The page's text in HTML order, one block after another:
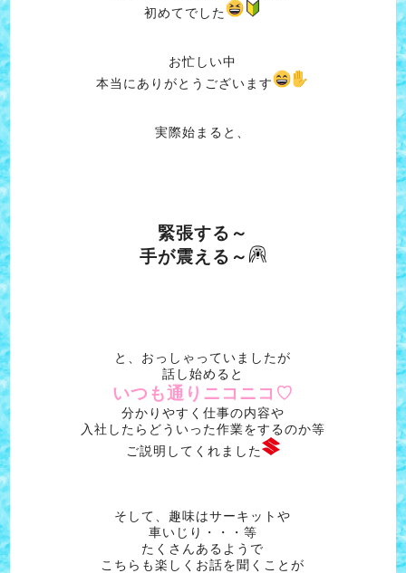
初めてでした
お忙しい中
本当にありがとうございます
実際始まると、
緊張する～
手が震える～
と、おっしゃっていましたが
話し始めると
いつも通りニコニコ♡
分かりやすく仕事の内容や
入社したらどういった作業をするのか等
ご説明してくれました
そして、趣味はサーキットや
車いじり・・・等
たくさんあるようで
こちらも楽しくお話を聞くことが